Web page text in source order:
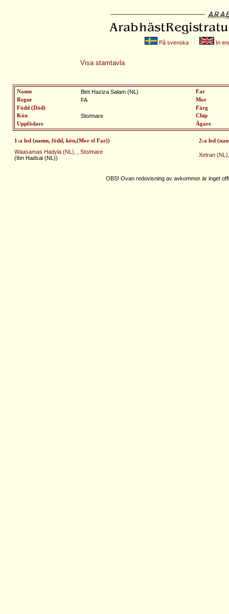
På svenska In
Visa stamtavla
Namn Bint Haziza Salam (NL)
Far
Regnr
FA
Mor
Född (Död)
Färg
Kön
Sto/mare
Chip
Uppfödare
Ägare
1:a led (namn, född, kön,(Mor el Far)) 2:a led
Waasamas Hadyla (NL), , Sto/mare
(Ibn Hadsai (NL))
Xetran
OBS! Ovan redovisning av avkommor är inget